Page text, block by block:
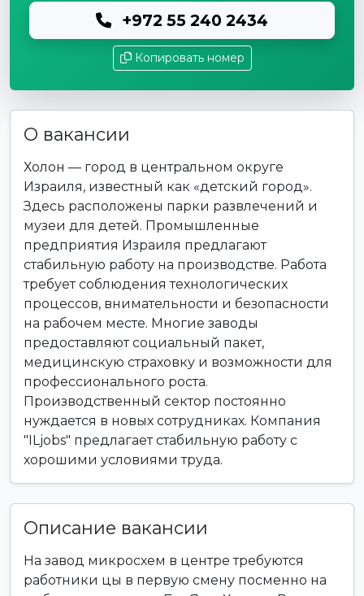
+972 55 240 2434
Копировать номер
О вакансии
Холон — город в центральном округе
Израиля, известный как «детский город».
Здесь расположены парки развлечений и
музеи для детей. Промышленные
предприятия Израиля предлагают
стабильную работу на производстве. Работа
требует соблюдения технологических
процессов, внимательности и безопасности
на рабочем месте. Многие заводы
предоставляют социальный пакет,
медицинскую страховку и возможности для
профессионального роста.
Производственный сектор постоянно
нуждается в новых сотрудниках. Компания
"ILjobs" предлагает стабильную работу с
хорошими условиями труда.
Описание вакансии
На завод микросхем в центре требуются
работники цы в первую смену посменно на